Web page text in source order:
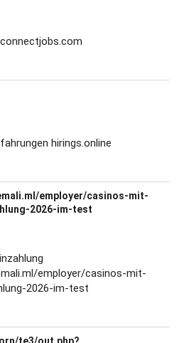
hirings.online
employer/casinos-mit-
2026-im-test
employer/casinos-mit-
2026-im-test
te3/out.php?